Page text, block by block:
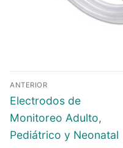
Navegación
de
entradas
ANTERIOR
Entrada
anterior:
Electrodos de
Monitoreo Adulto,
Pediátrico y Neonatal